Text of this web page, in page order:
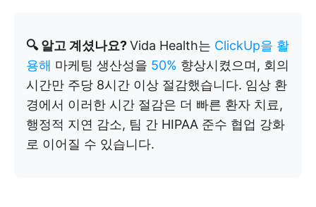
🔍 알고 계셨나요?Vida Health는 ClickUp을 활
용해 마케팅 생산성을 50% 향상시켰으며, 회의
시간만 주당 8시간 이상 절감했습니다. 임상 환
경에서 이러한 시간 절감은 더 빠른 환자 치료,
행정적 지연 감소, 팀 간 HIPAA 준수 협업 강화
로 이어질 수 있습니다.